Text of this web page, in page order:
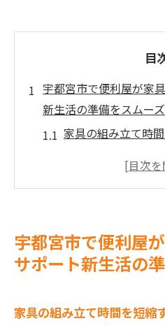
目
宇都宮市で便利屋が家
新生活の準備をスムー
家具の組み立て時
信頼できる便利屋の
引越し後の家具配
引越しのストレスを軽
引越し前に知ってお
宇都宮市で便利屋
サポート新生活の
家具の組み立て時間を短縮